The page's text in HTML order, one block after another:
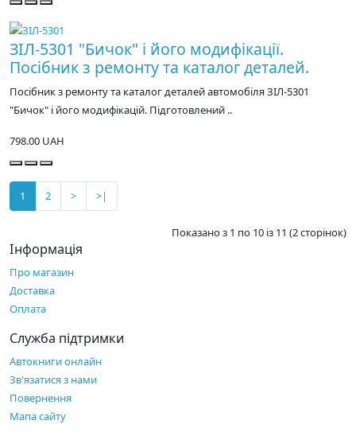
ЗІЛ-5301 "Бичок" і його модифікації.
Посібник з ремонту та каталог деталей.
Посібник з ремонту та каталог деталей автомобіля ЗІЛ-5301
"Бичок" і його модифікацій. Підготовлений ..
798.00 UAH
1 2 > >|
Показано з 1 по 10 із 11 (2 сторінок)
Інформація
Про магазин
Доставка
Оплата
Служба підтримки
Автокниги онлайн
Зв'язатися з нами
Повернення
Мапа сайту